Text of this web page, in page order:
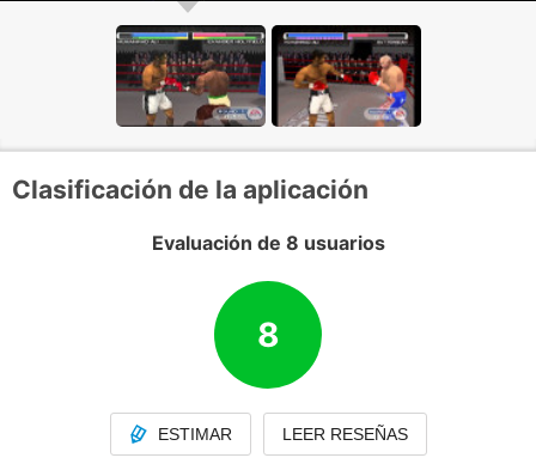
Clasificación de la aplicación
Evaluación de 8 usuarios
8
ESTIMAR LEER RESEÑAS